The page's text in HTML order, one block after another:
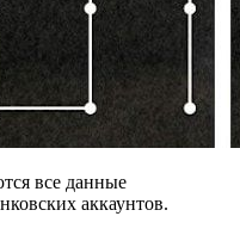
все данные
аккаунтов.